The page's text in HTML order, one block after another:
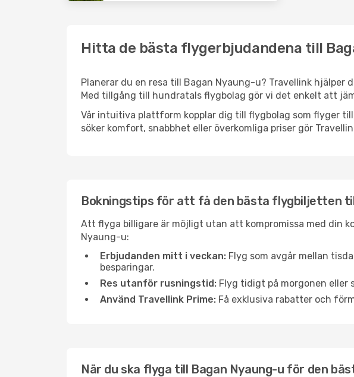
Hitta de bästa flygerbjudandena till
Planerar du en resa till Bagan Nyaung-u? Travellink
Med tillgång till hundratals flygbolag gör vi det enkelt att
Vår intuitiva plattform kopplar dig till flygbolag som flyger
söker komfort, snabbhet eller överkomliga priser gör
Bokningstips för att få den bästa flygbiljetten
Att flyga billigare är möjligt utan att kompromissa med din
Nyaung-u:
Erbjudanden mitt i veckan: Flyg som avgår mellan
besparingar.
Res utanför rusningstid: Flyg tidigt på morgonen eller
Använd Travellink Prime: Få exklusiva rabatter och
När du ska flyga till Bagan Nyaung-u för den